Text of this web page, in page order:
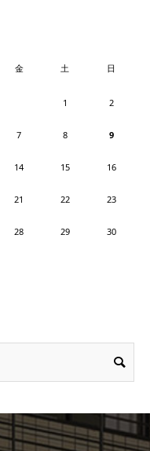
金 土 日
1 2
7 8 9
14 15 16
21 22 23
28 29 30